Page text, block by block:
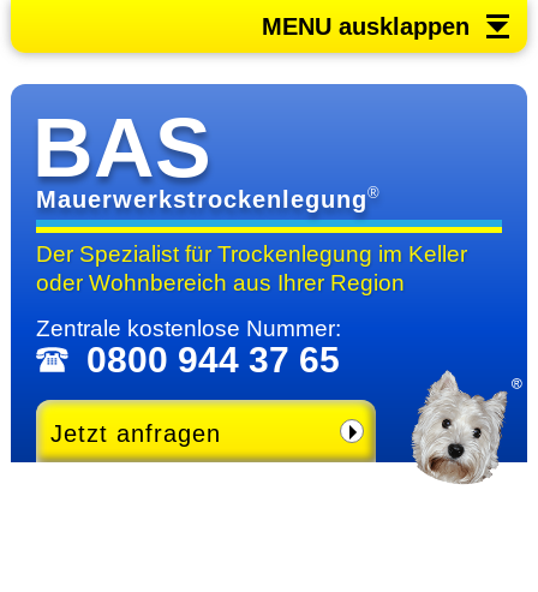
MENU ausklappen
BAS
Mauerwerkstrockenlegung®
Der Spezialist für Trocken­legung im Keller
oder Wohn­bereichaus Ihrer Region
Zentrale kosten­lose Nummer:
0800 944 37 65
Jetzt anfragen